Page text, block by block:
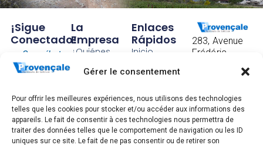
Gérer le consentement
Pour offrir les meilleures expériences, nous utilisons des technologies
telles que les cookies pour stocker et/ou accéder aux informations des
appareils. Le fait de consentir à ces technologies nous permettra de
traiter des données telles que le comportement de navigation ou les ID
uniques sur ce site. Le fait de ne pas consentir ou de retirer son
283, Avenue
Frédéric
Brignoles
FRANCE
Tel: +33 4 94
72 83 00
La
Empresa
¿Quiénes
historia
Factorías
Trabaja con
nosotros
Enlaces
Rápidos
Inicio
Contacto
Generales de
Venta
Información
legal, gestión
¡Sigue
Conectado!
Suscríbete
para
nuestras
últimas
noticias.